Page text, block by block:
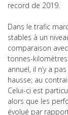
record de 2019.
Dans le trafic
stables à un
comparaison
tonnes-
annuel, il n’y a
hausse; au
Celui-ci est
alors que les
évolué par